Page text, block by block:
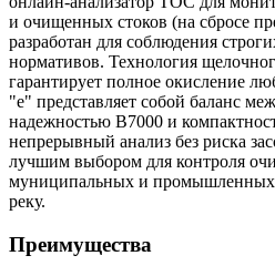
и очищенных стоков (на сбросе
разработан для соблюдения
нормативов. Технология
гарантирует полное окисление
"e" представляет собой баланс
надежностью B7000 и
непрерывный анализ без риска
лучшим выбором для контроля
муниципальных и промышленных
реку.
Преимущества